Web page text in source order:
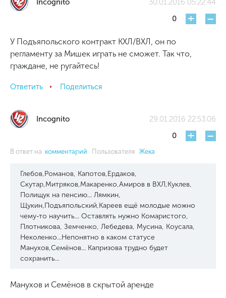
Incognito
30.01.2016 05:22:44
0
+ -
У Подъяпольского контракт КХЛ/ВХЛ, он по
регламенту за Мишек играть не сможет. Так что,
граждане, не ругайтесь!
Ответить Поделиться
Incognito
29.01.2016 22:53:06
0
+ -
В ответ на комментарий Пользователя Жека
Глебов,Романов, Капотов,Ердаков,
Скутар,Митряков,Макаренко,Амиров в ВХЛ,Куклев,
Полищук на пенсию... Лямкин,
Щукин,Подъяпольский,Кареев ещё молодые можно
чему-то научить... Оставлять нужно Комаристого,
Плотникова, Земченко, Лебедева, Мусина, Коусала,
Неколенко...Непонятно в каком статусе
Манухов,Семёнов... Капризова трудно будет
сохранить...
Манухов и Семёнов в скрытой аренде